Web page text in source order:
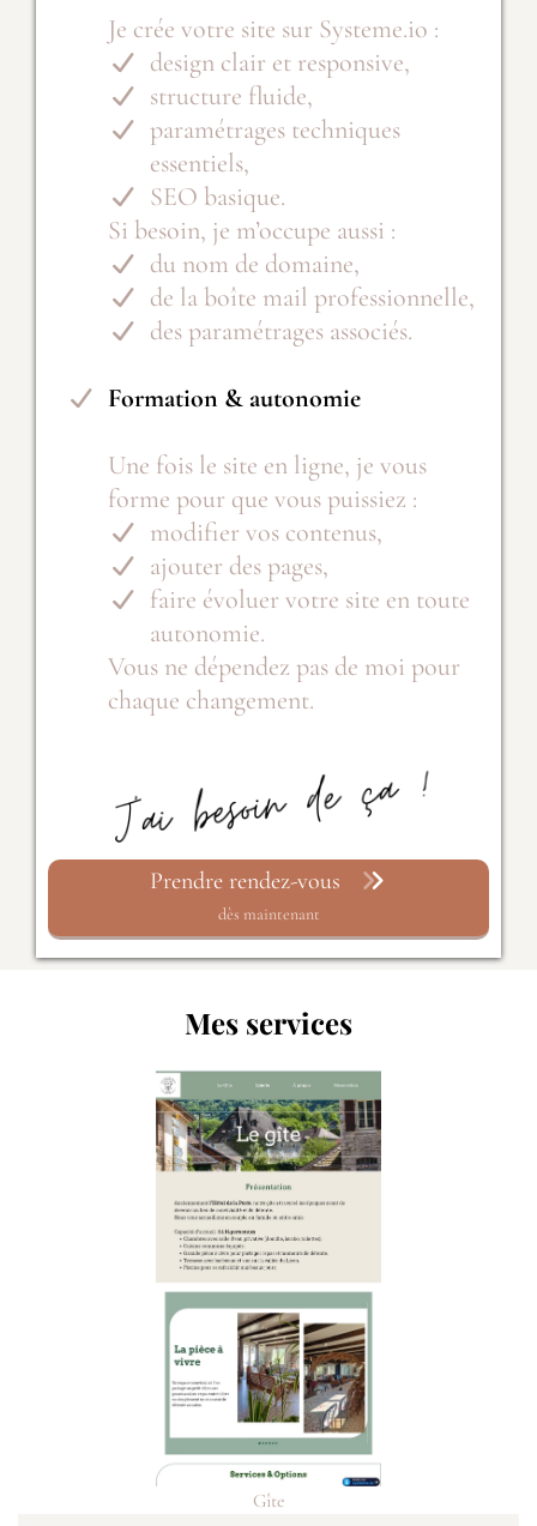
Je crée votre site sur Systeme.io :
design clair et responsive,
structure fluide,
paramétrages techniques
essentiels,
SEO basique.
Si besoin, je m’occupe aussi :
du nom de domaine,
de la boîte mail professionnelle,
des paramétrages associés.
Formation & autonomie
Une fois le site en ligne, je vous
forme pour que vous puissiez :
modifier vos contenus,
ajouter des pages,
faire évoluer votre site en toute
autonomie.
Vous ne dépendez pas de moi pour
chaque changement.
Prendre rendez-vous
dès maintenant
Mes services
Gîte